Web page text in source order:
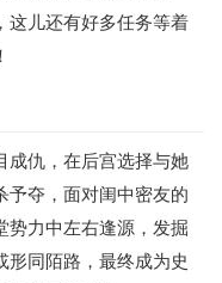
这儿还有好多任务等着
成仇，在后宫选择与她
予夺，面对闺中密友的
势力中左右逢源，发掘
形同陌路，最终成为史